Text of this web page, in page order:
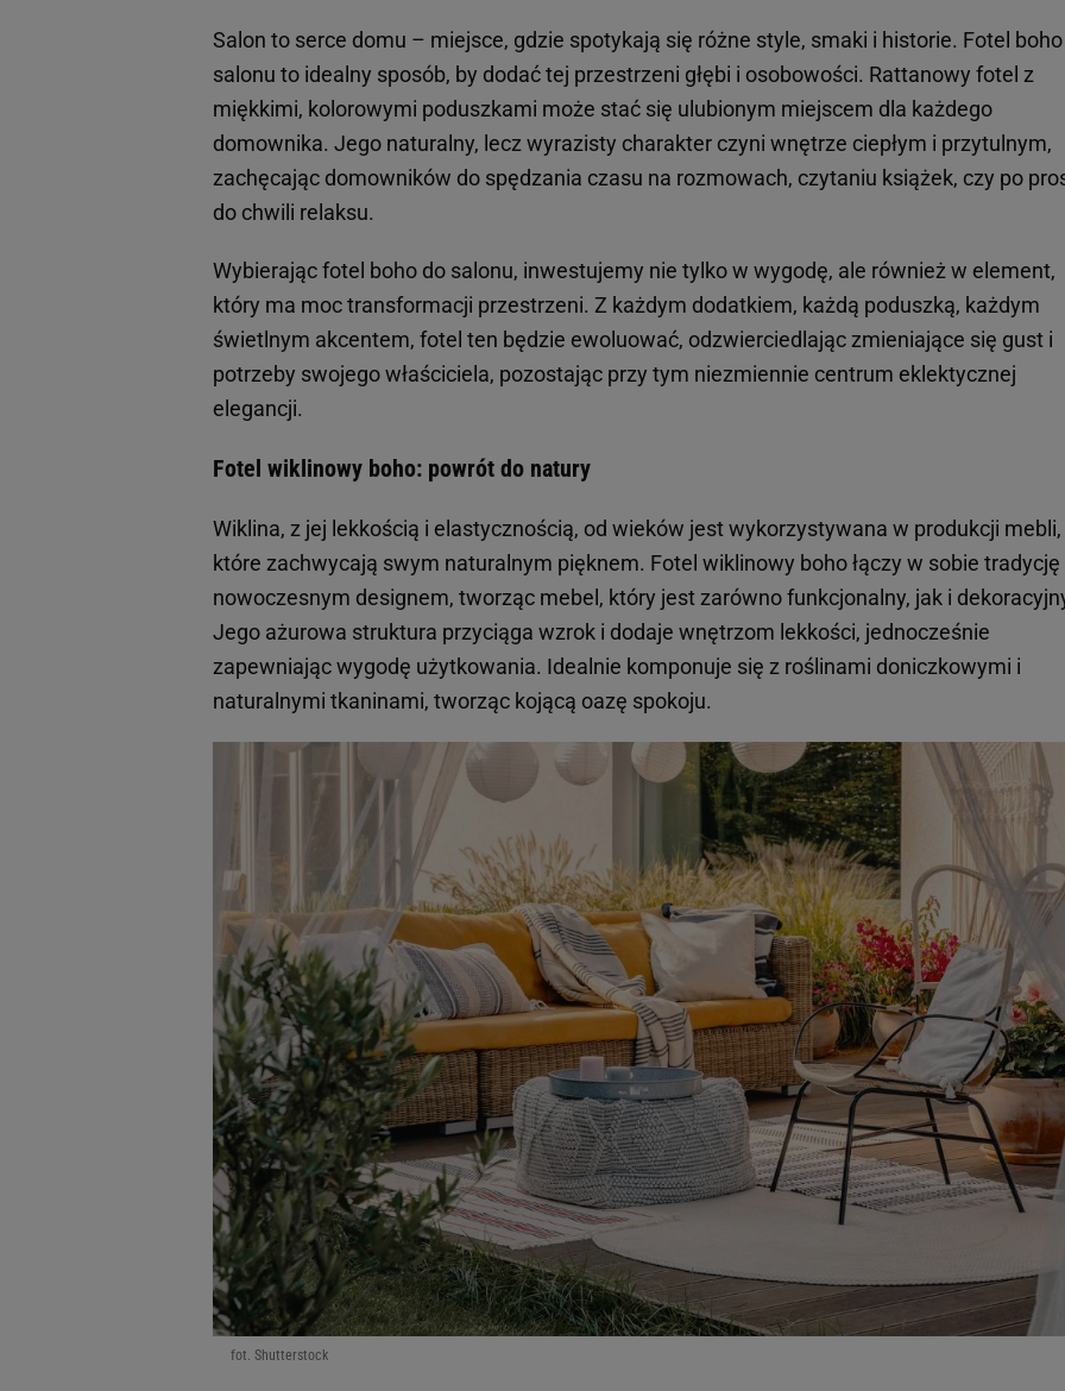
Salon to serce domu – miejsce, gdzie spotykają się różne style, smaki i historie. Fotel
salonu to idealny sposób, by dodać tej przestrzeni głębi i osobowości. Rattanowy fotel z
miękkimi, kolorowymi poduszkami może stać się ulubionym miejscem dla każdego
domownika. Jego naturalny, lecz wyrazisty charakter czyni wnętrze ciepłym i przytulnym,
zachęcając domowników do spędzania czasu na rozmowach, czytaniu książek, czy po
do chwili relaksu.
Wybierając fotel boho do salonu, inwestujemy nie tylko w wygodę, ale również w element,
który ma moc transformacji przestrzeni. Z każdym dodatkiem, każdą poduszką, każdym
świetlnym akcentem, fotel ten będzie ewoluować, odzwierciedlając zmieniające się gust i
potrzeby swojego właściciela, pozostając przy tym niezmiennie centrum eklektycznej
elegancji.
Fotel wiklinowy boho: powrót do natury
Wiklina, z jej lekkością i elastycznością, od wieków jest wykorzystywana w produkcji mebli,
które zachwycają swym naturalnym pięknem. Fotel wiklinowy boho łączy w sobie tradycję
nowoczesnym designem, tworząc mebel, który jest zarówno funkcjonalny, jak i
Jego ażurowa struktura przyciąga wzrok i dodaje wnętrzom lekkości, jednocześnie
zapewniając wygodę użytkowania. Idealnie komponuje się z roślinami doniczkowymi i
naturalnymi tkaninami, tworząc kojącą oazę spokoju.
fot. Shutterstock